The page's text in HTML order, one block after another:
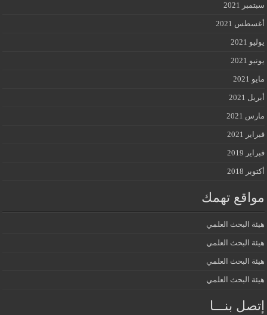
سبتمبر 2021
أغسطس 2021
يوليو 2021
يونيو 2021
مايو 2021
أبريل 2021
مارس 2021
فبراير 2021
فبراير 2019
أكتوبر 2018
مواقع تهمك
هيئة البحث العلمي
هيئة البحث العلمي
هيئة البحث العلمي
هيئة البحث العلمي
إتصل بنـــا